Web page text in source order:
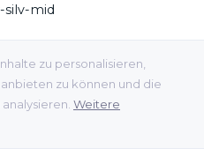
zu personalisieren,
zu können und die
Weitere
silv-mid